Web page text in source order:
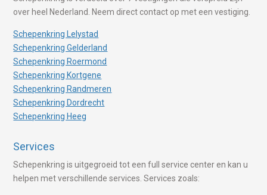
over heel Nederland. Neem direct contact op met een vestiging.
Schepenkring Lelystad
Schepenkring Gelderland
Schepenkring Roermond
Schepenkring Kortgene
Schepenkring Randmeren
Schepenkring Dordrecht
Schepenkring Heeg
Services
Schepenkring is uitgegroeid tot een full service center en kan u
helpen met verschillende services. Services zoals: